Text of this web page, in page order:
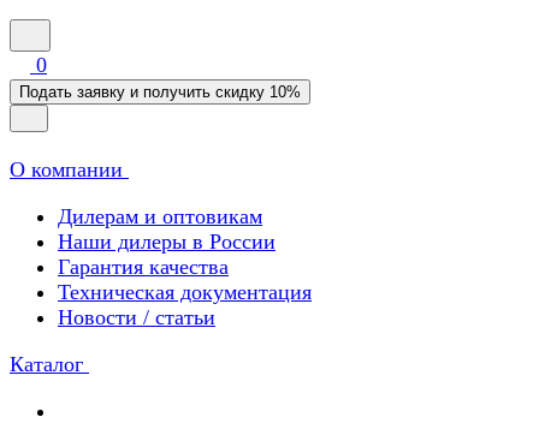
0
Подать заявку и получить скидку 10%
О компании
Дилерам и оптовикам
Наши дилеры в России
Гарантия качества
Техническая документация
Новости / статьи
Каталог